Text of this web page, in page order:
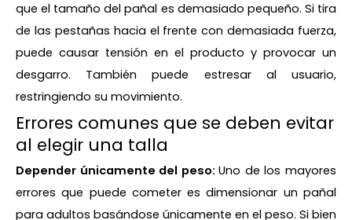
que el tamaño del pañal es demasiado pequeño. Si tira
de las pestañas hacia el frente con demasiada fuerza,
puede causar tensión en el producto y provocar un
desgarro. También puede estresar al usuario,
restringiendo su movimiento.
Errores comunes que se deben evitar
al elegir una talla
Depender únicamente del peso:Uno de los mayores
errores que puede cometer es dimensionar un pañal
para adultos basándose únicamente en el peso. Si bien